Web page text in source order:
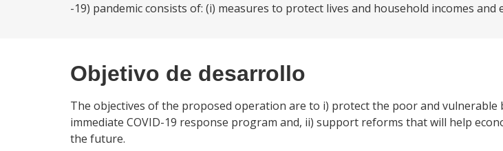
-19) pandemic consists of: (i) measures to protect lives and household incomes and
Objetivo de desarrollo
The objectives of the proposed operation are to i) protect the poor and vulnerable
immediate COVID-19 response program and, ii) support reforms that will help
the future.